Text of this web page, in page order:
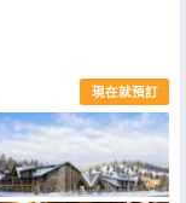
現在就預訂